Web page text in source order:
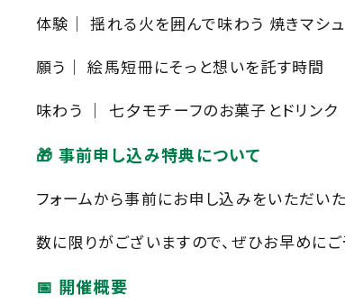
体験｜ 揺れる火を囲んで味わう 焼きマシ
願う｜ 絵馬短冊にそっと想いを託す時間
味わう ｜ 七夕モチーフのお菓子とドリンク
🎁 事前申し込み特典について
フォームから事前にお申し込みをいただい
数に限りがございますので、ぜひお早めにご
📅 開催概要